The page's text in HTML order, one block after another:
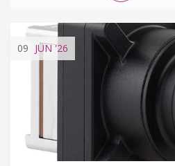
09 JUN'26